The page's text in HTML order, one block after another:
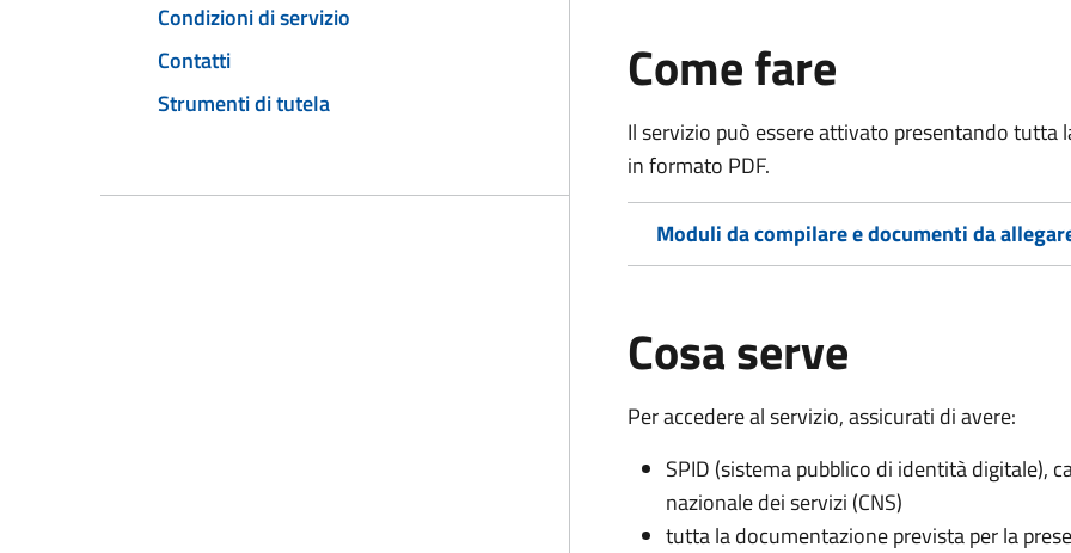
Condizioni di servizio
Contatti
Strumenti di tutela
Come fare
Il servizio può essere attivato presentando
in formato PDF.
Moduli da compilare e documenti da
Cosa serve
Per accedere al servizio, assicurati di avere:
SPID (sistema pubblico di identità digitale),
nazionale dei servizi (CNS)
tutta la documentazione prevista per la